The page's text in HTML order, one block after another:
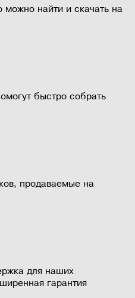
найти и скачать на
быстро собрать
продаваемые на
для наших
гарантия